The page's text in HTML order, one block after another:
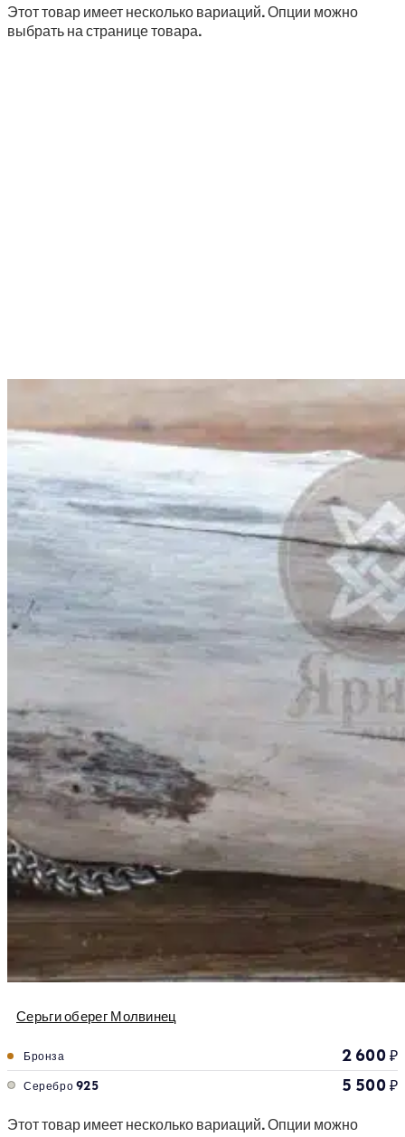
Этот товар имеет несколько вариаций. Опции можно
выбрать на странице товара.
Серьги оберег Молвинец
Бронза 2 600₽
Серебро 925 5 500₽
Этот товар имеет несколько вариаций. Опции можно